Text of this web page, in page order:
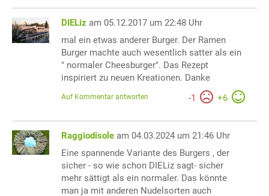
DIELiz am 05.12.2017 um 22:48 Uhr
mal ein etwas anderer Burger. Der Ramen
Burger machte auch wesentlich satter als ein
" normaler Cheesburger". Das Rezept
inspiriert zu neuen Kreationen. Danke
-1 +6
Auf Kommentar antworten
Raggiodisole am 04.03.2024 um 21:46 Uhr
Eine spannende Variante des Burgers , der
sicher - so wie schon DIELiz sagt- sicher
mehr sättigt als ein normaler. Das könnte
man ja mit anderen Nudelsorten auch